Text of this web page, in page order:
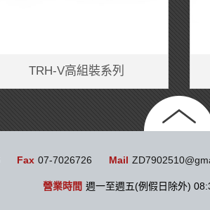
TRH-V高組裝系列
Fax 07-7026726 Mail
營業時間 週一至週五(例假日除外)